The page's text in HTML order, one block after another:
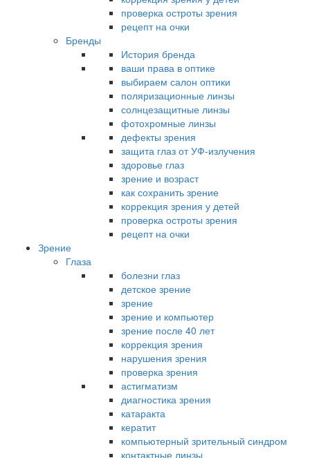
проверка остроты зрения
рецепт на очки
Бренды
История бренда
ваши права в оптике
выбираем салон оптики
поляризационные линзы
солнцезащитные линзы
фотохромные линзы
дефекты зрения
защита глаз от УФ-излучения
здоровье глаз
зрение и возраст
как сохранить зрение
коррекция зрения у детей
проверка остроты зрения
рецепт на очки
Зрение
Глаза
болезни глаз
детское зрение
зрение
зрение и компьютер
зрение после 40 лет
коррекция зрения
нарушения зрения
проверка зрения
астигматизм
диагностика зрения
катаракта
кератит
компьютерный зрительный синдром
контактные линзы